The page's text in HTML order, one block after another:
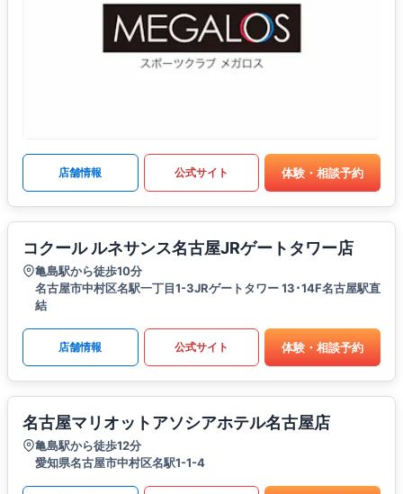
店舗情報 公式サイト 体験・相談予約
コクール ルネサンス名古屋JRゲートタワー店
亀島駅から徒歩10分
名古屋市中村区名駅一丁目1-3JRゲートタワー 13･14F名古屋駅直
結
店舗情報 公式サイト 体験・相談予約
名古屋マリオットアソシアホテル名古屋店
亀島駅から徒歩12分
愛知県名古屋市中村区名駅1-1-4